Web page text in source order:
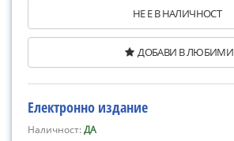
НЕ Е В НАЛИЧНОСТ
ДОБАВИ В ЛЮБИМИ
Електронно издание
Наличност:ДА